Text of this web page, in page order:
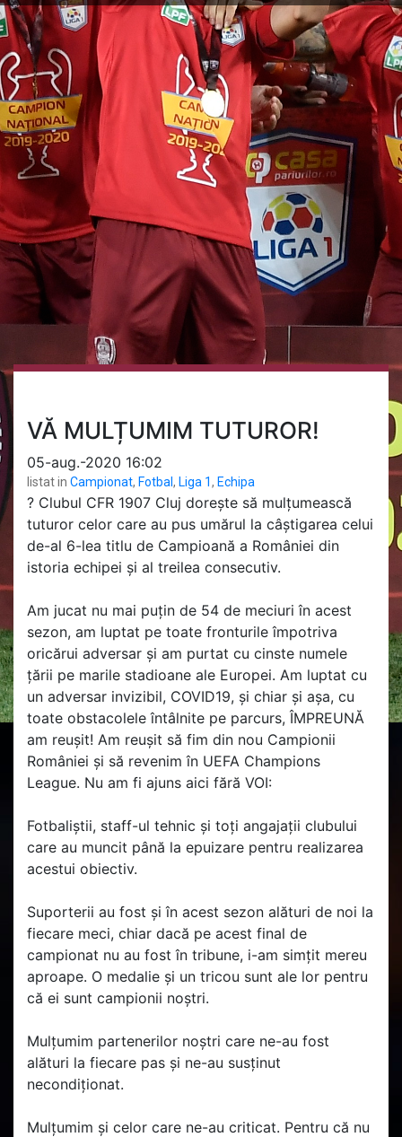
VĂ MULȚUMIM TUTUROR!
05-aug.-2020 16:02
listat in Campionat, Fotbal , Liga 1, Echipa
? Clubul CFR 1907 Cluj dorește să mulțumească
tuturor celor care au pus umărul la câștigarea celui
de-al 6-lea titlu de Campioană a României din
istoria echipei și al treilea consecutiv.
Am jucat nu mai puțin de 54 de meciuri în acest
sezon, am luptat pe toate fronturile împotriva
oricărui adversar și am purtat cu cinste numele
țării pe marile stadioane ale Europei. Am luptat cu
un adversar invizibil, COVID19, și chiar și așa, cu
toate obstacolele întâlnite pe parcurs, ÎMPREUNĂ
am reușit! Am reușit să fim din nou Campionii
României și să revenim în UEFA Champions
League. Nu am fi ajuns aici fără VOI:
Fotbaliștii, staff-ul tehnic și toți angajații clubului
care au muncit până la epuizare pentru realizarea
acestui obiectiv.
Suporterii au fost și în acest sezon alături de noi la
fiecare meci, chiar dacă pe acest final de
campionat nu au fost în tribune, i-am simțit mereu
aproape. O medalie și un tricou sunt ale lor pentru
că ei sunt campionii noștri.
Mulțumim partenerilor noștri care ne-au fost
alături la fiecare pas și ne-au susținut
necondiționat.
Mulțumim și celor care ne-au criticat. Pentru că nu